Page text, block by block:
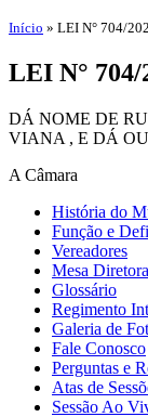
Início » LEI N° 704/
LEI N° 704/
DÁ NOME DE
VIANA , E DÁ
A Câmara
História do
Função e
Vereadores
Mesa Diretora
Glossário
Regimento
Galeria de
Fale Conosco
Perguntas e
Atas de
Sessão Ao